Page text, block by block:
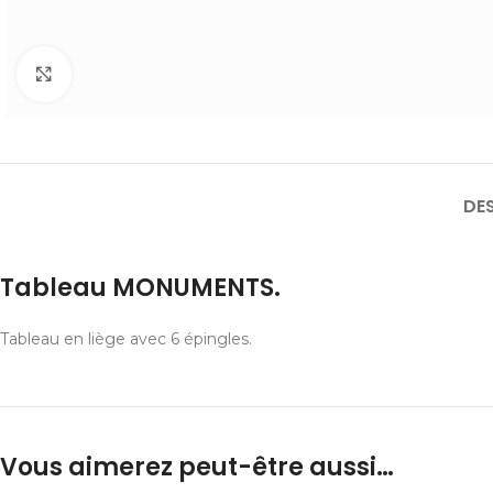
Tableau MONUMENTS.
Tableau en liège avec 6 épingles.
Vous aimerez peut-être aussi…